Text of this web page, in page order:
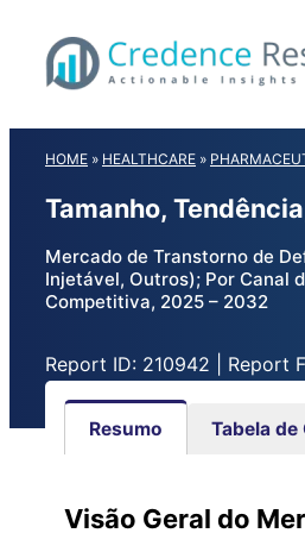
content
HOME » HEALTHCARE »
Tamanho,
Mercado de Transtorno de
Injetável, Outros); Por Canal
Competitiva, 2025 – 2032
Report ID: 210942 | Report
Resumo Tabela
Visão Geral do